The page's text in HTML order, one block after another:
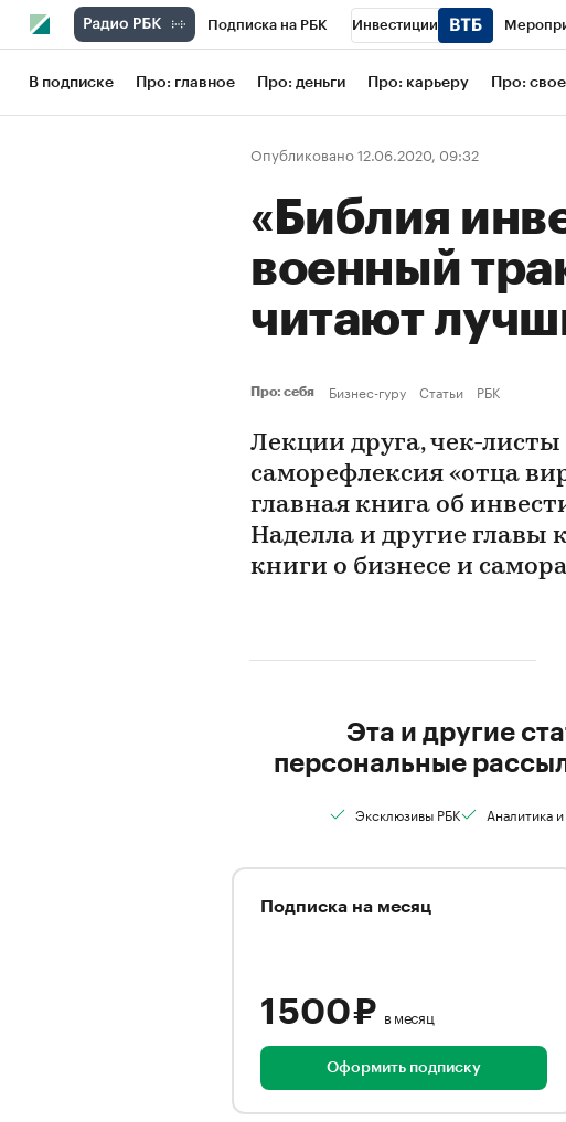
Подписка на РБК Инвестиции
Школа управления РБК РБК Образование
Рынок наличной валюты
В подписке Про: главное Про: деньги Про: карьеру Про:
Опубликовано 12.06.2020, 09:32
«Библия
военный
читают
Про: себя Бизнес-гуру Статьи РБК
Лекции друга, чек-листы
саморефлексия «отца
главная книга об
Наделла и другие
книги о бизнесе и
Эта и другие
персональные
Эксклюзивы РБК Аналитика
Подписка на месяц
1 500 ₽ в месяц
Оформить подписку